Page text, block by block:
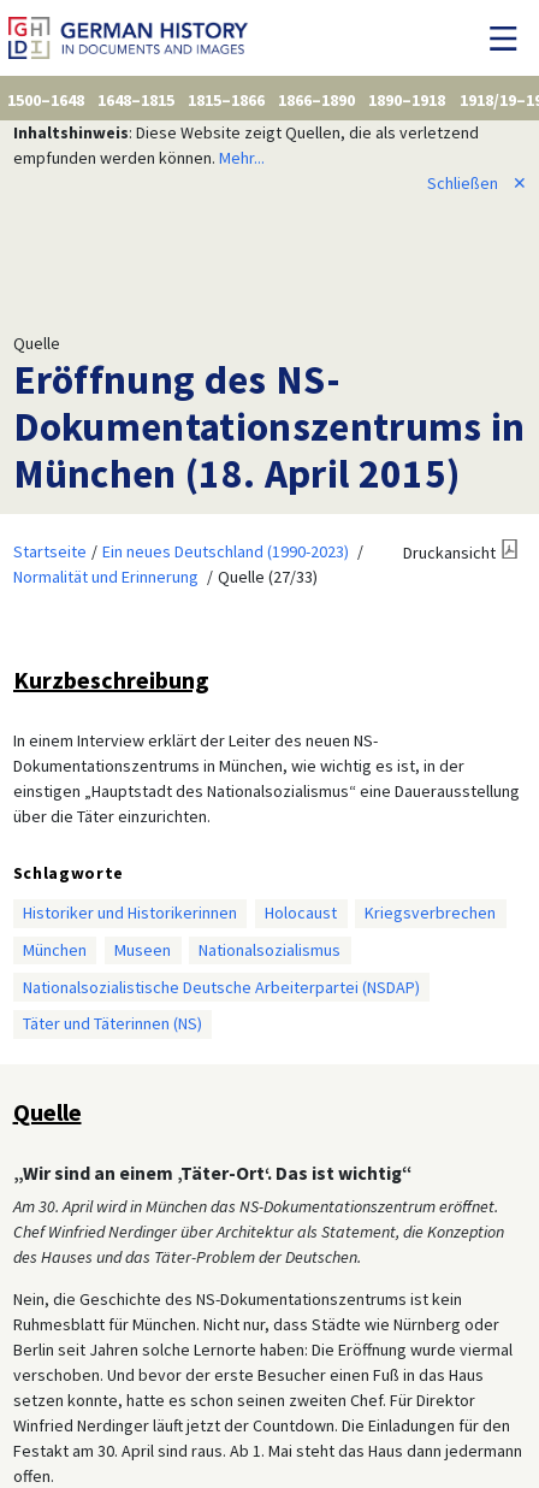
1500–1648 1648–1815 1815–1866 1866–1890 1890–1918
1918/
Inhaltshinweis: Diese Website zeigt Quellen, die als verletzend
empfunden werden können. Mehr...
Schließen
✕
Quelle
Eröffnung des NS-
Dokumentationszentrums in
München (18. April 2015)
Startseite
Ein neues Deutschland (1990-2023)
Normalität und Erinnerung
Quelle (27/33)
Druckansicht
Kurzbeschreibung
In einem Interview erklärt der Leiter des neuen NS-
Dokumentationszentrums in München, wie wichtig es ist, in der
einstigen „Hauptstadt des Nationalsozialismus“ eine Dauerausstellung
über die Täter einzurichten.
Schlagworte
Historiker und Historikerinnen
Holocaust
Kriegsverbrechen
München
Museen
Nationalsozialismus
Nationalsozialistische Deutsche Arbeiterpartei (NSDAP)
Täter und Täterinnen (NS)
Quelle
„Wir sind an einem ‚Täter-Ort‘. Das ist wichtig“
Am 30. April wird in München das NS-Dokumentationszentrum eröffnet.
Chef Winfried Nerdinger über Architektur als Statement, die Konzeption
des Hauses und das Täter-Problem der Deutschen.
Nein, die Geschichte des NS-Dokumentationszentrums ist kein
Ruhmesblatt für München. Nicht nur, dass Städte wie Nürnberg oder
Berlin seit Jahren solche Lernorte haben: Die Eröffnung wurde viermal
verschoben. Und bevor der erste Besucher einen Fuß in das Haus
setzen konnte, hatte es schon seinen zweiten Chef. Für Direktor
Winfried Nerdinger läuft jetzt der Countdown. Die Einladungen für den
Festakt am 30. April sind raus. Ab 1. Mai steht das Haus dann jedermann
offen.